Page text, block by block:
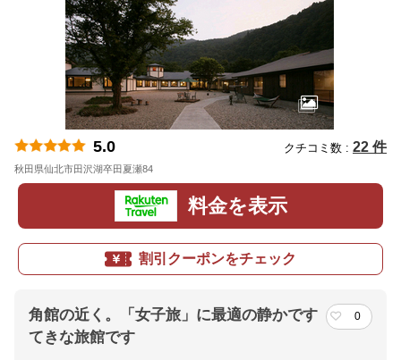
5.0 クチコミ数 : 22 件
秋田県仙北市田沢湖卒田夏瀬84
料金を表示
割引クーポンをチェック
角館の近く。「女子旅」に最適の静かです
てきな旅館です
0